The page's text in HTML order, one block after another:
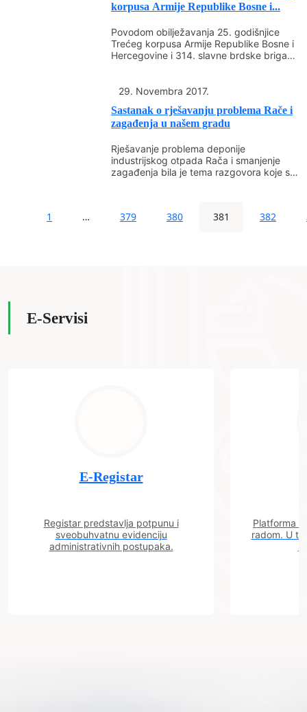
korpusa Armije Republike Bosne i...
Povodom obilježavanja 25. godišnjice
Trećeg korpusa Armije Republike Bosne i
Hercegovine i 314. slavne brdske brigade
29. Novembra 2017.
Sastanak o rješavanju problema Rače i
zagađenja u našem gradu
Rješavanje problema deponije
industrijskog otpada Rača i smanjenje
zagađenja bila je tema razgovora koje su
1 … 379 380 381 382
E-Servisi
E-Registar
Registar predstavlja potpunu i
sveobuhvatnu evidenciju
administrativnih postupaka.
Platforma
radom. U